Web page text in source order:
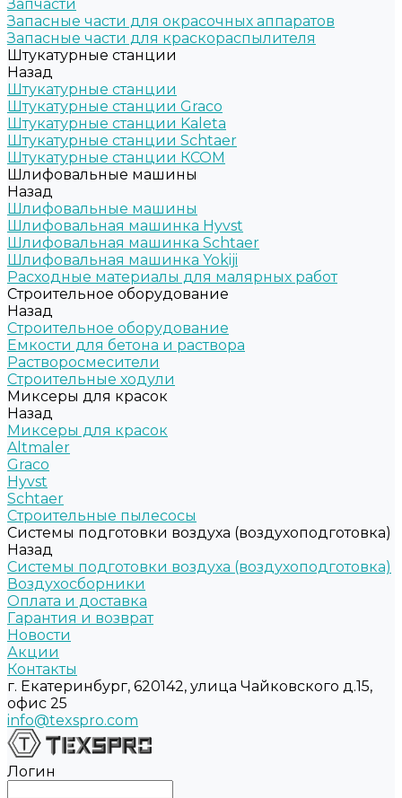
Запчасти
Запасные части для окрасочных аппаратов
Запасные части для краскораспылителя
Штукатурные станции
Назад
Штукатурные станции
Штукатурные станции Graco
Штукатурные станции Kaleta
Штукатурные станции Schtaer
Штукатурные станции КСОМ
Шлифовальные машины
Назад
Шлифовальные машины
Шлифовальная машинка Hyvst
Шлифовальная машинка Schtaer
Шлифовальная машинка Yokiji
Расходные материалы для малярных работ
Строительное оборудование
Назад
Строительное оборудование
Емкости для бетона и раствора
Растворосмесители
Строительные ходули
Миксеры для красок
Назад
Миксеры для красок
Altmaler
Graco
Hyvst
Schtaer
Строительные пылесосы
Системы подготовки воздуха (воздухоподготовка)
Назад
Системы подготовки воздуха (воздухоподготовка)
Воздухосборники
Оплата и доставка
Гарантия и возврат
Новости
Акции
Контакты
г. Екатеринбург, 620142, улица Чайковского д.15,
офис 25
info@texspro.com
Логин